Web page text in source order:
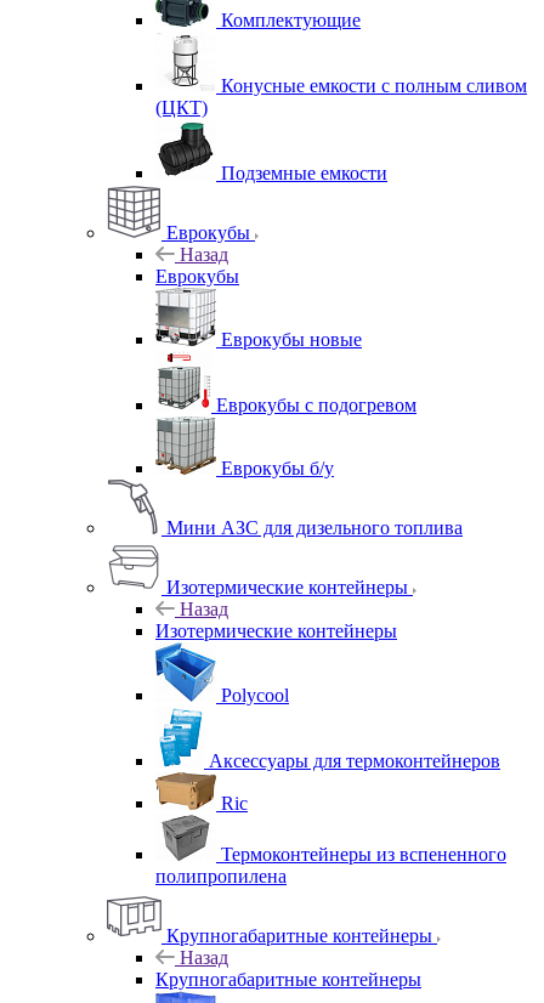
Комплектующие
Конусные емкости с полным сливом
(ЦКТ)
Подземные емкости
Еврокубы
Назад
Еврокубы
Еврокубы новые
Еврокубы с подогревом
Еврокубы б/у
Мини АЗС для дизельного топлива
Изотермические контейнеры
Назад
Изотермические контейнеры
Polycool
Аксессуары для термоконтейнеров
Ric
Термоконтейнеры из вспененного
полипропилена
Крупногабаритные контейнеры
Назад
Крупногабаритные контейнеры